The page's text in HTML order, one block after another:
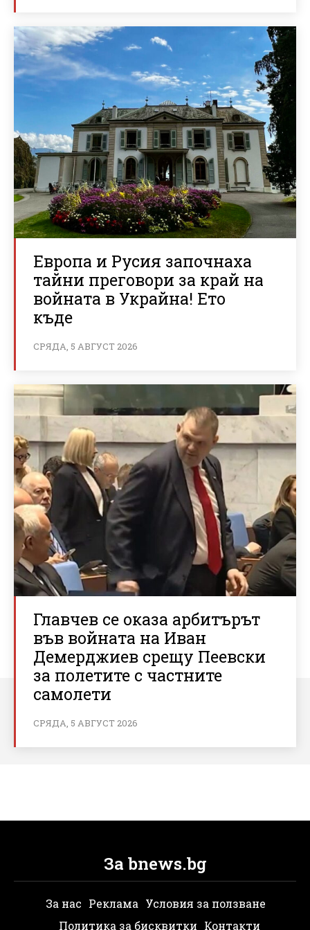
Европа и Русия започнаха
тайни преговори за край на
войната в Украйна! Ето
къде
СРЯДА, 5 АВГУСТ 2026
Главчев се оказа арбитърът
във войната на Иван
Демерджиев срещу Пеевски
за полетите с частните
самолети
СРЯДА, 5 АВГУСТ 2026
За bnews.bg
За нас Реклама Условия за ползване
Политика за бисквитки Контакти